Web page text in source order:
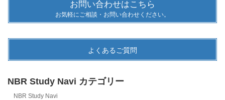
お問い合わせはこちら
お気軽にご相談・お問い合わせください。
よくあるご質問
NBR Study Navi カテゴリー
NBR Study Navi